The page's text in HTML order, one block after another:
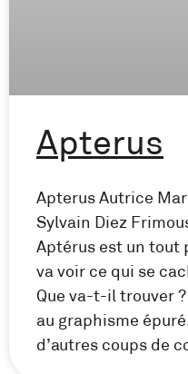
Apterus
Apterus Autrice
Sylvain Diez
Aptérus est un tout
va voir ce qui se
Que va-t-il trouver
au graphisme
d’autres coups de